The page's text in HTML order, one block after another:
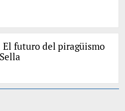
El futuro del piragüismo